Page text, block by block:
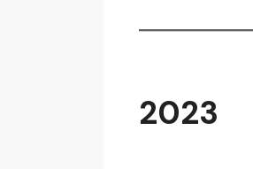
2023